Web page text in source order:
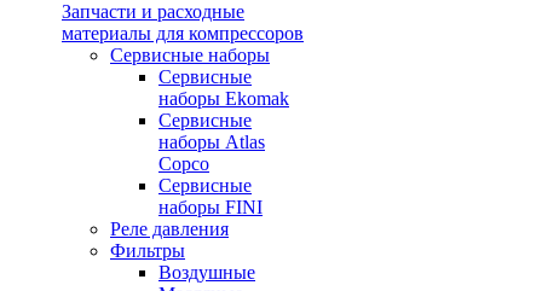
Запчасти и расходные
материалы для компрессоров
Cервисные наборы
Сервисные
наборы Ekomak
Cервисные
наборы Atlas
Copco
Сервисные
наборы FINI
Реле давления
Фильтры
Воздушные